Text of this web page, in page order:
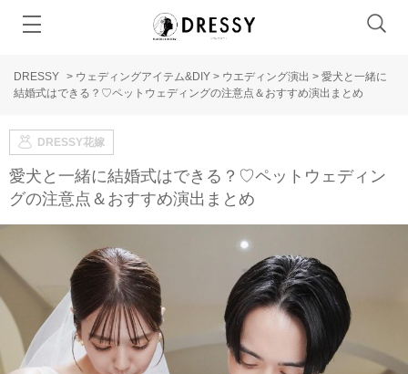
DRESSY > ウェディングアイテム&DIY > ウエディング演出 > 愛犬と一緒に
結婚式はできる？♡ペットウェディングの注意点＆おすすめ演出まとめ
DRESSY花嫁
愛犬と一緒に結婚式はできる？♡ペットウェディン
グの注意点＆おすすめ演出まとめ